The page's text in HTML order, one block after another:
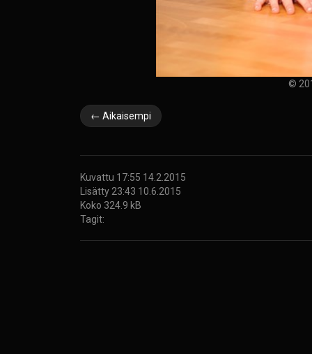
©
← Aikaisempi
Kuvattu 17:55 14.2.2015
Lisätty 23:43 10.6.2015
Koko 324.9 kB
Tagit: